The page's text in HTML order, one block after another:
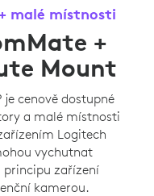
malé místnosti
+
Mount
je cenově dostupné
a malé místnosti
Logitech
vychutnat
zařízení
kamerou.